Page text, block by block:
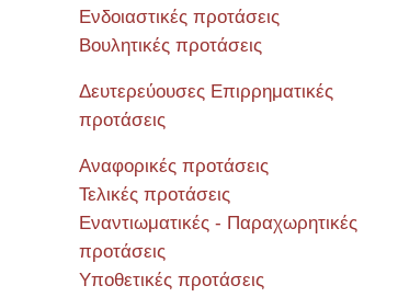
Ενδοιαστικές προτάσεις
Βουλητικές προτάσεις
Δευτερεύουσες Επιρρηματικές
προτάσεις
Αναφορικές προτάσεις
Τελικές προτάσεις
Εναντιωματικές - Παραχωρητικές
προτάσεις
Υποθετικές προτάσεις